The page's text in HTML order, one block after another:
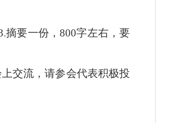
摘要一份，800字左右，要
交流，请参会代表积极投